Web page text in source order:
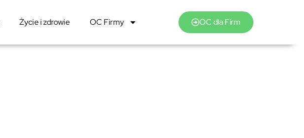
Życie i zdrowie OC Firmy OC dla Firm